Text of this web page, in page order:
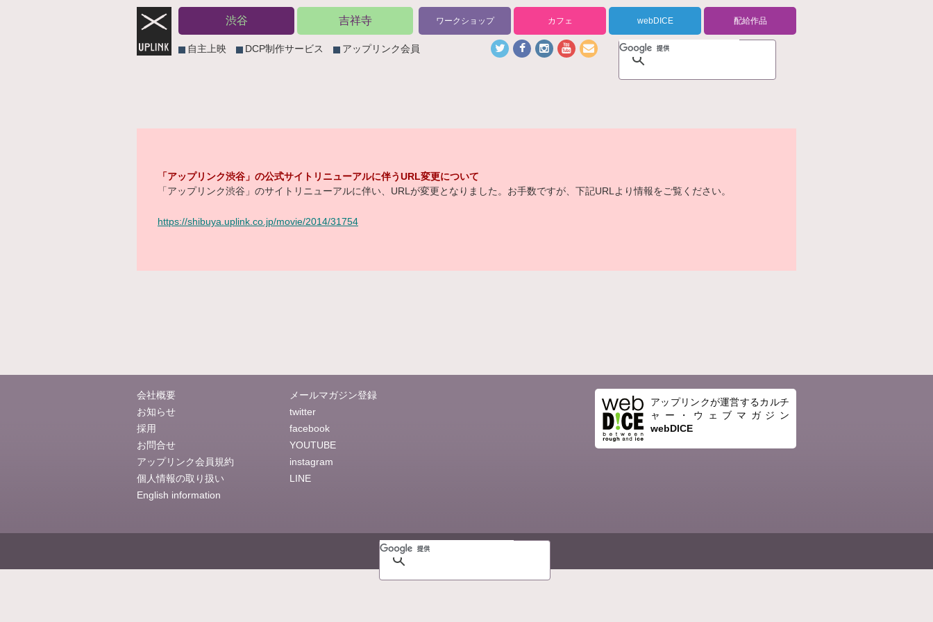
渋谷 吉祥寺 ワークショップ カフェ webDICE 配給作品
自主上映 DCP制作サービス アップリンク会員
「アップリンク渋谷」の公式サイトリニューアルに伴うURL変更について
「アップリンク渋谷」のサイトリニューアルに伴い、URLが変更となりました。お手数ですが、下記URLより情報をご覧ください。
https://shibuya.uplink.co.jp/movie/2014/31754
会社概要
お知らせ
採用
お問合せ
アップリンク会員規約
個人情報の取り扱い
English information
メールマガジン登録
twitter
facebook
YOUTUBE
instagram
LINE
アップリンクが運営するカルチ
ャー・ウェブマガジン
webDICE